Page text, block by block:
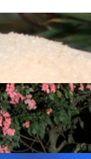
por el
420